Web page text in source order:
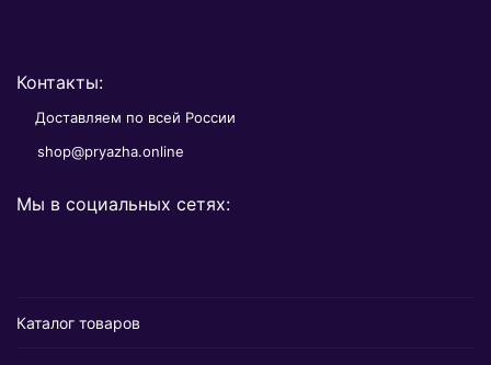
Контакты:
Доставляем по всей России
shop@pryazha.online
Мы в социальных сетях:
Каталог товаров